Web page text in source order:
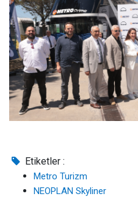
Etiketler :
Metro Turizm
NEOPLAN Skyliner